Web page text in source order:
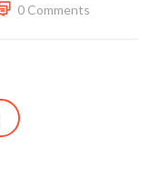
0 Comments